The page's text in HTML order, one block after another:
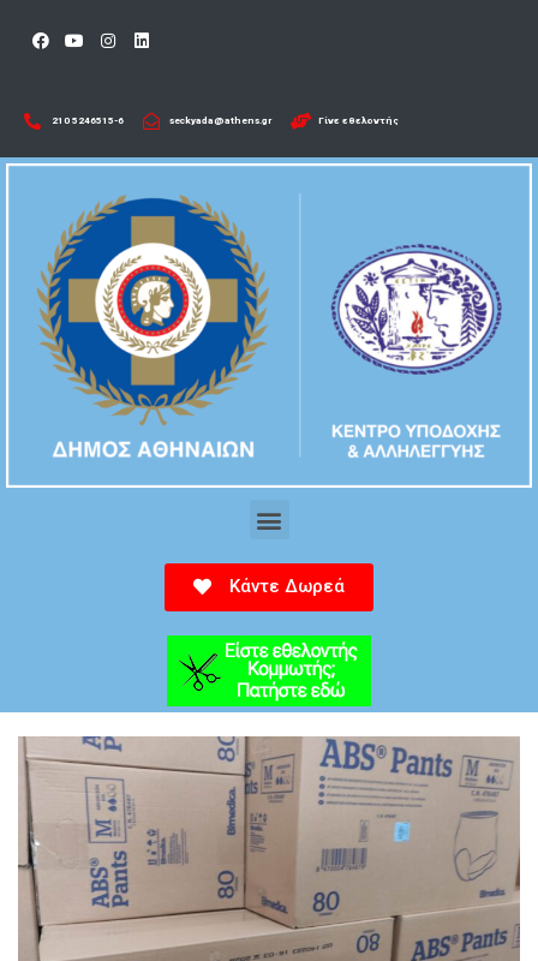
210 5246515-6​ seckyada@athens.gr Γίνε εθελοντής
Κάντε Δωρεά